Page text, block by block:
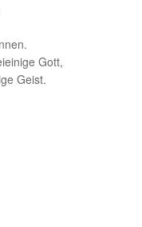
Gott,
Geist.